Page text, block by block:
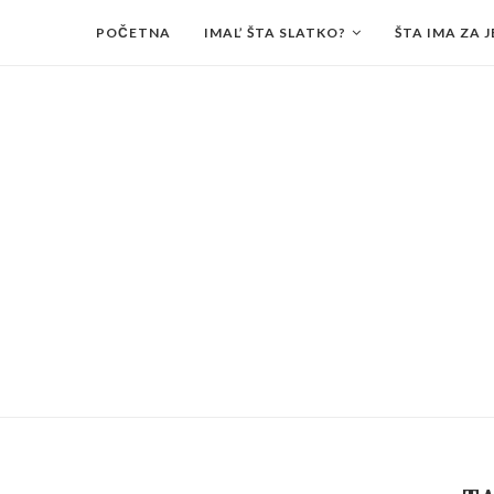
POČETNA IMAL’ ŠTA SLATKO? ŠTA IMA ZA